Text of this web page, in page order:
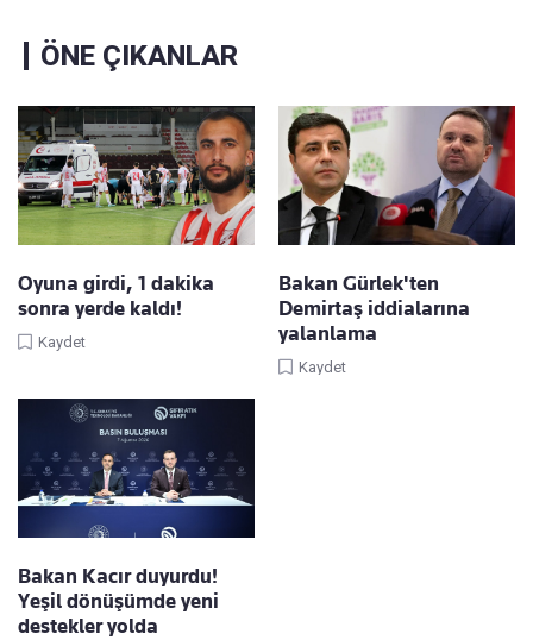
ÖNE ÇIKANLAR
Oyuna girdi, 1 dakika
sonra yerde kaldı!
Kaydet
Bakan Gürlek'ten
Demirtaş iddialarına
yalanlama
Kaydet
Bakan Kacır duyurdu!
Yeşil dönüşümde yeni
destekler yolda